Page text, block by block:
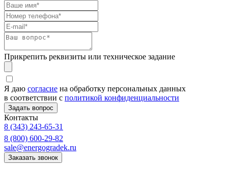
Прикрепить реквизиты или техническое задание
Я даю согласие на обработку персональных данных
в соответствии с политикой конфиденциальности
Контакты
8 (343) 243-65-31
8 (800) 600-29-82
sale@energogradek.ru